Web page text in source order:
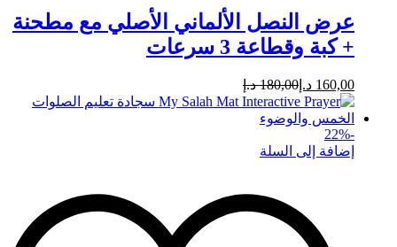
عرض النصل الألماني الأصلي مع مطحنة
+ كبة وقطاعة 3 سرعات
160,00 د.إ 180,00 د.إ
-
22%
إضافة إلى السلة